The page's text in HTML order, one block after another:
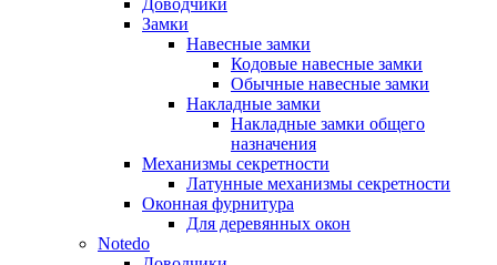
Доводчики
Замки
Навесные замки
Кодовые навесные замки
Обычные навесные замки
Накладные замки
Накладные замки общего
назначения
Механизмы секретности
Латунные механизмы секретности
Оконная фурнитура
Для деревянных окон
Notedo